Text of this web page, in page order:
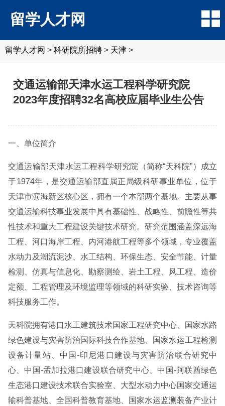
留学人才网
留学人才网 > 科研院所招聘 > 天津 >
交通运输部天津水运工程科学研究院
2023年度招聘32名高校应届毕业生公告
一、单位简介
交通运输部天津水运工程科学研究院（简称“天科院”）成立
于1974年，是交通运输部直属正局级科研事业单位，位于
天津市滨海新区核心区，拥有一个本部两个基地。主要从事
交通运输科技事业发展中具有基础性、战略性、前瞻性等共
性技术和重大工程建设关键技术研究。研究范围涵盖深远海
工程、河口海岸工程、内河港航工程等多个领域，专业覆盖
水动力及潮流泥沙、水工结构、环保生态、安全节能、计量
检测、仿真与信息化、勘察测绘、岩土工程、风工程、造价
定额、工程管理及环境监理等领域的科研实验、技术咨询等
科技服务工作。
天科院拥有港口水工建筑技术国家工程研究中心、国家水路
绿色建设与灾害防治国际科技合作基地、国家水运工程检测
设备计量站、中国-印尼港口建设与灾害防治联合研究中
心、中国-孟加拉港口建设联合研究中心、中国-阿联酋绿色
生态港口建设技术联合实验室、大型水动力中心国家交通运
输科普基地、全国科普教育基地、国家水运监测装备产业计